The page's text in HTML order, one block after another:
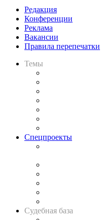
Редакция
Конференции
Реклама
Вакансии
Правила перепечатки
Темы
Спецпроекты
Судебная база